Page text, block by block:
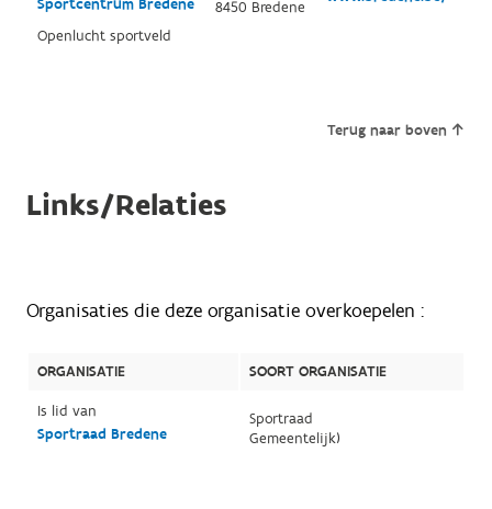
Sportcentrum Bredene
Openlucht sportveld
8450 Bredene
Terug naar boven
Links/Relaties
Organisaties die deze organisatie overkoepelen :
ORGANISATIE
SOORT ORGANISATIE
Is lid van
Sportraad Bredene
Sportraad
Gemeentelijk)